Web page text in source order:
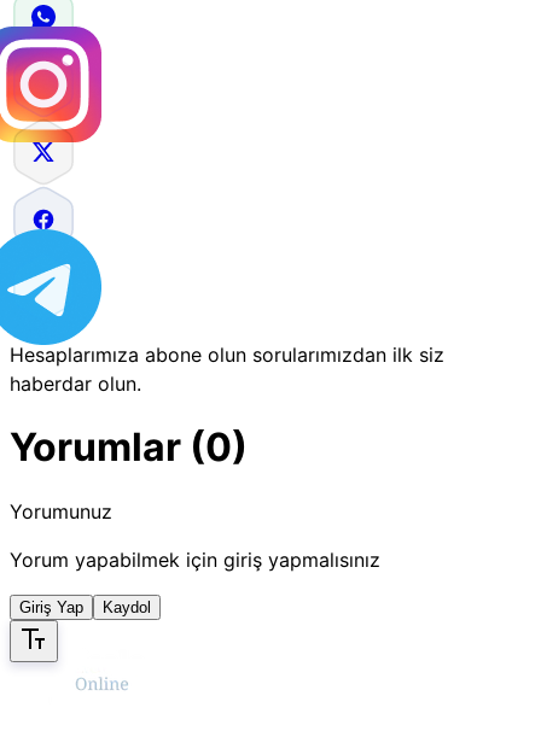
Hesaplarımıza abone olun sorularımızdan ilk siz
haberdar olun.
Yorumlar (0)
Yorumunuz
Yorum yapabilmek için giriş yapmalısınız
Giriş Yap Kaydol